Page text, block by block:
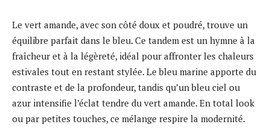
Le vert amande, avec son côté doux et poudré, trouve un
équilibre parfait dans le bleu. Ce tandem est un hymne à la
fraîcheur et à la légèreté, idéal pour affronter les chaleurs
estivales tout en restant stylée. Le bleu marine apporte du
contraste et de la profondeur, tandis qu’un bleu ciel ou
azur intensifie l’éclat tendre du vert amande. En total look
ou par petites touches, ce mélange respire la modernité.